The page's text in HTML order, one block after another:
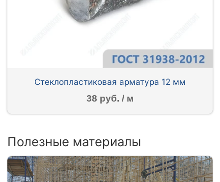
Стеклопластиковая арматура 12 мм
38 руб. / м
Полезные материалы